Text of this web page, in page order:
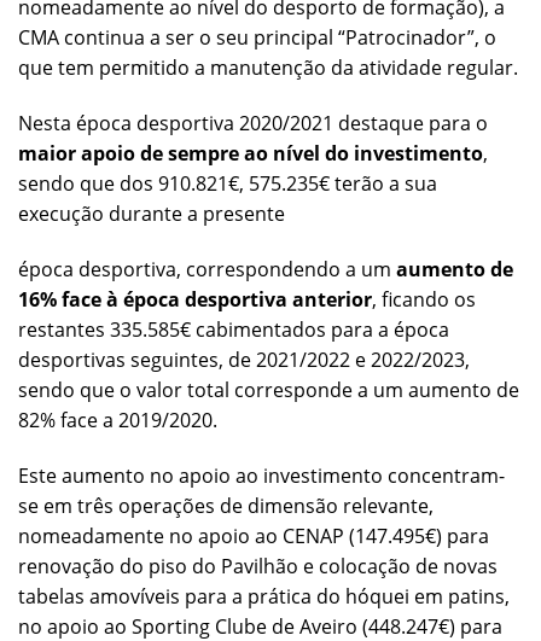
nomeadamente ao nível do desporto de formação), a
CMA continua a ser o seu principal “Patrocinador”, o
que tem permitido a manutenção da atividade regular.
Nesta época desportiva 2020/2021 destaque para o
maior apoio de sempre ao nível do investimento,
sendo que dos 910.821€, 575.235€ terão a sua
execução durante a presente
época desportiva, correspondendo a um aumento de
16% face à época desportiva anterior, ficando os
restantes 335.585€ cabimentados para a época
desportivas seguintes, de 2021/2022 e 2022/2023,
sendo que o valor total corresponde a um aumento de
82% face a 2019/2020.
Este aumento no apoio ao investimento concentram-
se em três operações de dimensão relevante,
nomeadamente no apoio ao CENAP (147.495€) para
renovação do piso do Pavilhão e colocação de novas
tabelas amovíveis para a prática do hóquei em patins,
no apoio ao Sporting Clube de Aveiro (448.247€) para